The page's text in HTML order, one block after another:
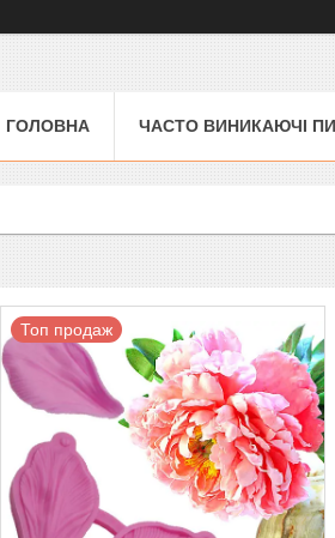
ГОЛОВНА ЧАСТО ВИНИКАЮЧІ
Топ продаж